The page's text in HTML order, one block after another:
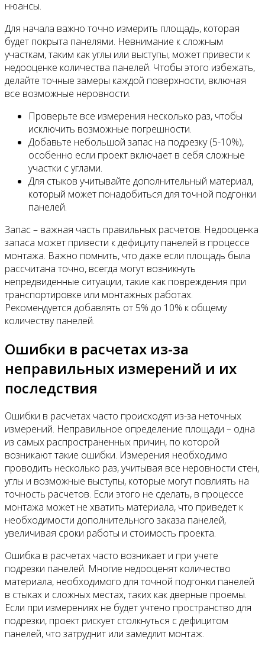
нюансы.
Для начала важно точно измерить площадь, которая
будет покрыта панелями. Невнимание к сложным
участкам, таким как углы или выступы, может привести к
недооценке количества панелей. Чтобы этого избежать,
делайте точные замеры каждой поверхности, включая
все возможные неровности.
Проверьте все измерения несколько раз, чтобы
исключить возможные погрешности.
Добавьте небольшой запас на подрезку (5-10%),
особенно если проект включает в себя сложные
участки с углами.
Для стыков учитывайте дополнительный материал,
который может понадобиться для точной подгонки
панелей.
Запас – важная часть правильных расчетов. Недооценка
запаса может привести к дефициту панелей в процессе
монтажа. Важно помнить, что даже если площадь была
рассчитана точно, всегда могут возникнуть
непредвиденные ситуации, такие как повреждения при
транспортировке или монтажных работах.
Рекомендуется добавлять от 5% до 10% к общему
количеству панелей.
Ошибки в расчетах из-за
неправильных измерений и их
последствия
Ошибки в расчетах часто происходят из-за неточных
измерений. Неправильное определение площади – одна
из самых распространенных причин, по которой
возникают такие ошибки. Измерения необходимо
проводить несколько раз, учитывая все неровности стен,
углы и возможные выступы, которые могут повлиять на
точность расчетов. Если этого не сделать, в процессе
монтажа может не хватить материала, что приведет к
необходимости дополнительного заказа панелей,
увеличивая сроки работы и стоимость проекта.
Ошибка в расчетах часто возникает и при учете
подрезки панелей. Многие недооценят количество
материала, необходимого для точной подгонки панелей
в стыках и сложных местах, таких как дверные проемы.
Если при измерениях не будет учтено пространство для
подрезки, проект рискует столкнуться с дефицитом
панелей, что затруднит или замедлит монтаж.